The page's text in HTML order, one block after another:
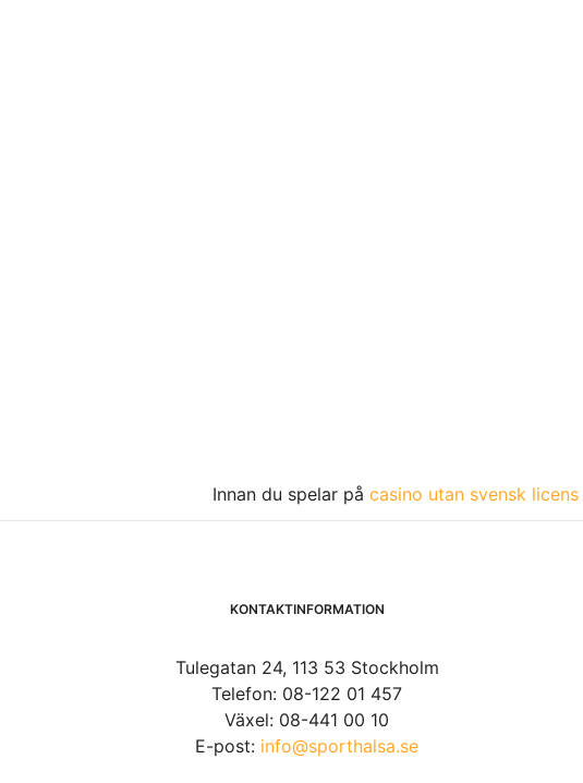
Innan du spelar på casino utan svensk licens
KONTAKTINFORMATION
Tulegatan 24, 113 53 Stockholm
Telefon: 08-122 01 457
Växel: 08-441 00 10
E-post: info@sporthalsa.se